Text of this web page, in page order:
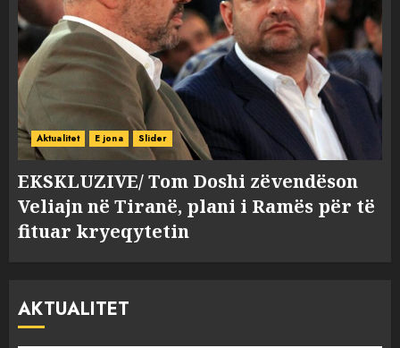
Aktualitet E jona Slider
EKSKLUZIVE/ Tom Doshi zëvendëson
Veliajn në Tiranë, plani i Ramës për të
fituar kryeqytetin
AKTUALITET